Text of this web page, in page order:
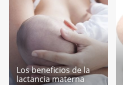
Los beneficios de la
lactancia materna